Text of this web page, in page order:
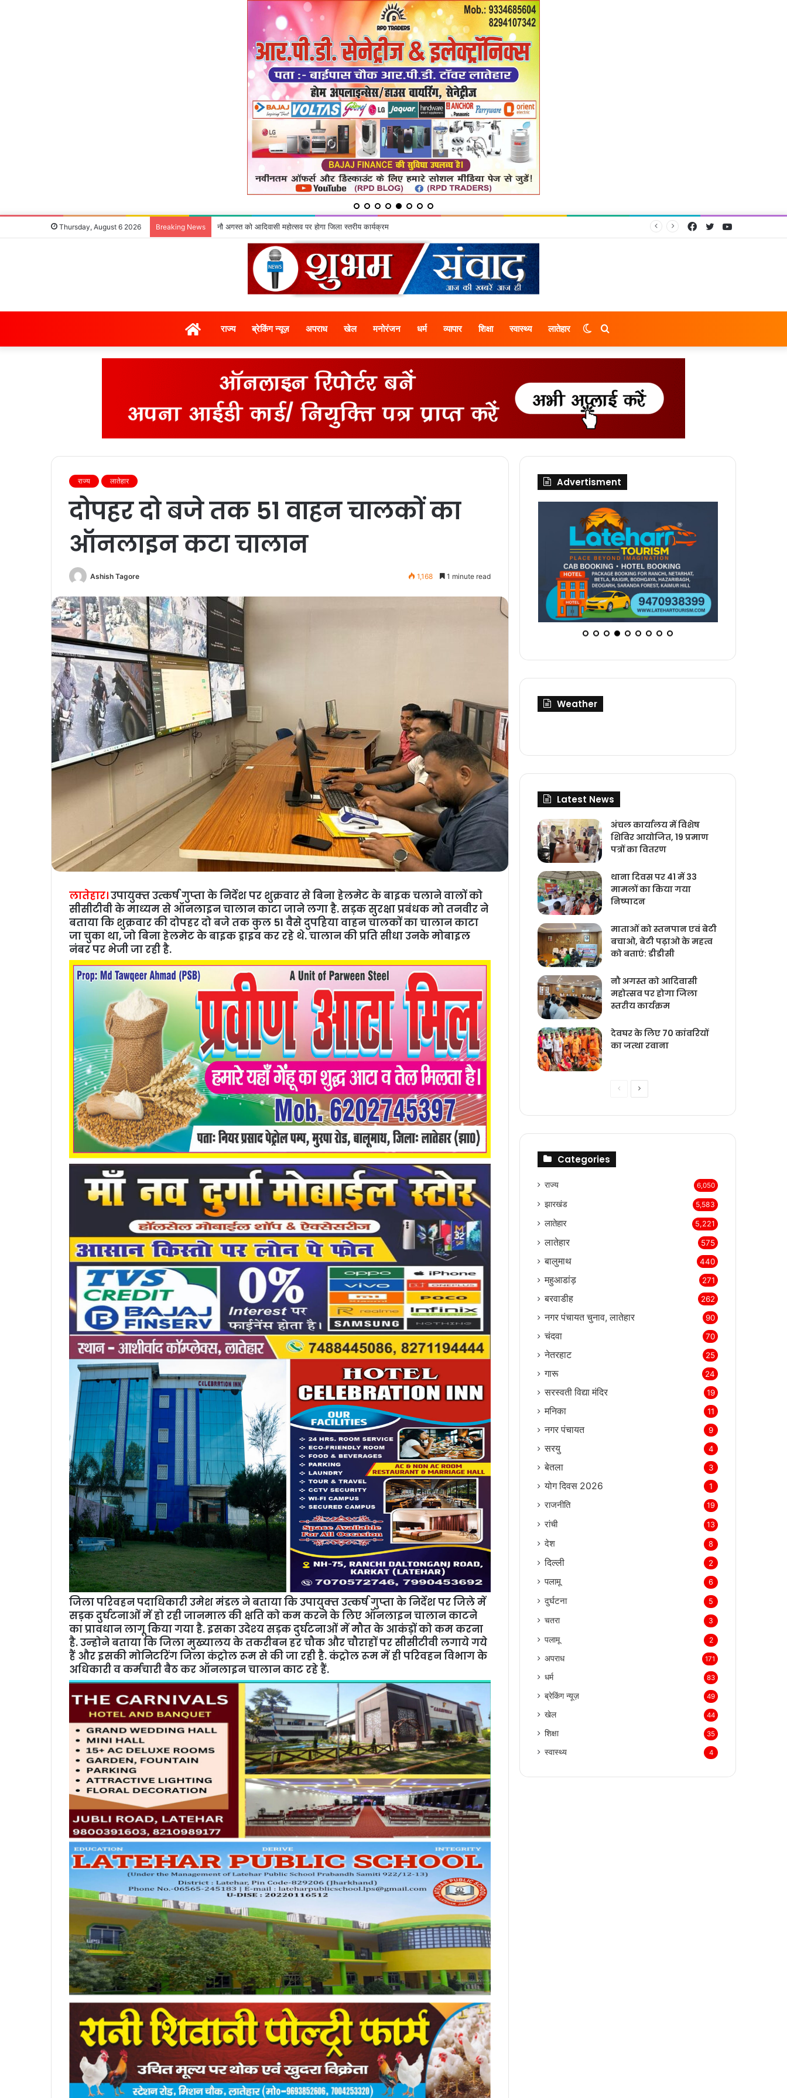
Thursday, August 6 2026 Breaking News देवघर के लिए 70 कांवरियों का जत्था रवाना YouTube
Twitter
Facebook
होम राज्‍य ब्रेकिंग न्यूज़ अपराध खेल मनोरंजन धर्म व्यापार शिक्षा स्वास्थ्य लातेहार Search
Switch
राज्‍य लातेहार
दोपहर दो बजे तक 51 वाहन चालकों का
ऑनलाइन कटा चालान
Ashish Tagore 1,168 1 minute read
लातेहार।उपायुक्‍त उत्‍कर्ष गुप्‍ता के निर्देश पर शुक्रवार से बिना हेलमेट के बाइक चलाने वालों को
सीसीटीवी के माध्‍यम से ऑनलाइन चालान काटा जाने लगा है. सड़क सुरक्षा प्रबंधक मो तनवीर ने
बताया कि शुक्रवार की दोपहर दो बजे तक कुल 51 वैसे दुपहिया वाहन चालकों का चालान काटा
जा चुका था, जो बिना हेलमेट के बाइक ड्राइव कर रहे थे. चालान की प्रति सीधा उनके मोबाइल
नंबर पर भेजी जा रही है.
जिला परिवहन पदाधिकारी उमेश मंडल ने बताया कि उपायुक्‍त उत्‍कर्ष गुप्‍ता के निर्देश पर जिले में
सड़क दुर्घटनाओं में हो रही जानमाल की क्षति को कम करने के लिए ऑनलाइन चालान काटने
का प्रावधान लागू किया गया है. इसका उदेश्‍य सड़क दुर्घटनाओं में मौत के आकंड़ों को कम करना
है. उन्‍होने बताया कि जिला मुख्‍यालय के तकरीबन हर चौक और चौराहों पर सीसीटीवी लगाये गये
हैं और इसकी मोनिटरिंग जिला कंट्रोल रूम से की जा रही है. कंट्रोल रूम में ही परिवहन विभाग के
अधिकारी व कर्मचारी बैठ कर ऑनलाइन चालान काट रहे हैं.
Advertisment
Weather
Latest News
अंचल कार्यालय में विशेष
शिविर आयोजित, 19 प्रमाण
पत्रों का वितरण
थाना दिवस पर 41 में 33
मामलों का किया गया
निष्‍पादन
माताओं को स्तनपान एवं बेटी
बचाओ, बेटी पढ़ाओ के महत्व
को बताएं: डीडीसी
नौ अगस्त को आदिवासी
महोत्सव पर होगा जिला
स्तरीय कार्यक्रम
देवघर के लिए 70 कांवरियों
का जत्था रवाना
PreviousNext
Categories
राज्‍य 6,050
झारखंड 5,583
लातेहार 5,221
लातेहार 575
बालुमाथ 440
महुआडांड़ 271
बरवाडीह 262
नगर पंचायत चुनाव, लातेहार 90
चंदवा 70
नेतरहाट 25
गारू 24
सरस्‍वती विद्या मंदिर 19
मनिका 11
नगर पंचायत 9
सरयु 4
बेतला 3
योग दिवस 2026 1
राजनीति 19
रांची 13
देश 8
दिल्‍ली 2
पलामू 6
दुर्घटना 5
चतरा 3
पलामू 2
अपराध 171
धर्म 83
ब्रेकिंग न्यूज़ 49
खेल 44
शिक्षा 35
स्वास्थ्य 4